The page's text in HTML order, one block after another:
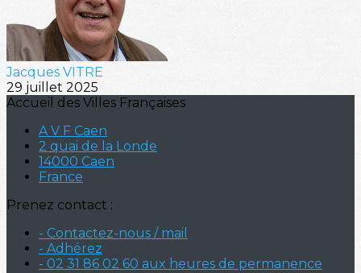
Jacques VITRE
29 juillet 2025
Accueil des Villes Françaises
A V F Caen
2 quai de la Londe
14000 Caen
France
Prenez contact :
- Contactez-nous / mail
- Adhérez
- 02 31 86 02 60 aux heures de permanence